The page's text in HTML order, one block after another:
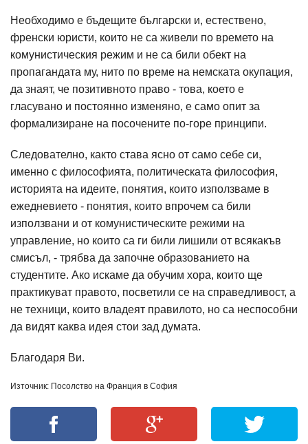
Необходимо е бъдещите български и, естествено,
френски юристи, които не са живели по времето на
комунистическия режим и не са били обект на
пропагандата му, нито по време на немската окупация,
да знаят, че позитивното право - това, което е
гласувано и постоянно изменяно, е само опит за
формализиране на посочените по-горе принципи.
Следователно, както става ясно от само себе си,
именно с философията, политическата философия,
историята на идеите, понятия, които използваме в
ежедневието - понятия, които впрочем са били
използвани и от комунистическите режими на
управление, но които са ги били лишили от всякакъв
смисъл, - трябва да започне образованието на
студентите. Ако искаме да обучим хора, които ще
практикуват правото, посветили се на справедливост, а
не техници, които владеят правилото, но са неспособни
да видят каква идея стои зад думата.
Благодаря Ви.
Източник: Посолство на Франция в София